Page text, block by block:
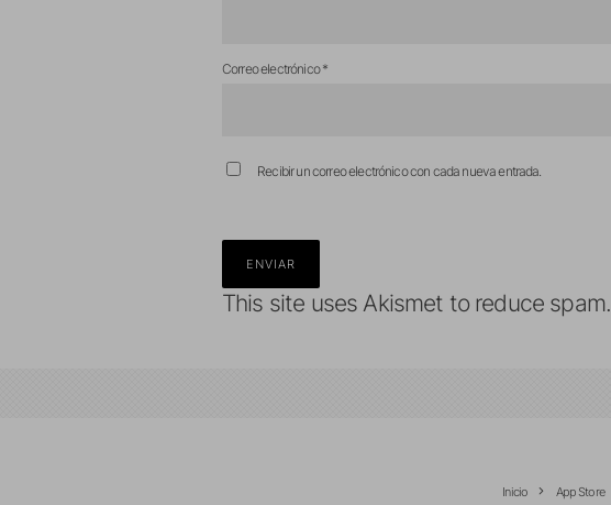
Correo electrónico*
Recibir un correo electrónico con cada nueva entrada.
This site uses Akismet to reduce spam.
Inicio App Store